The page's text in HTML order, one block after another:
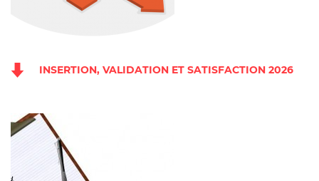
INSERTION, VALIDATION ET SATISFACTION 2026